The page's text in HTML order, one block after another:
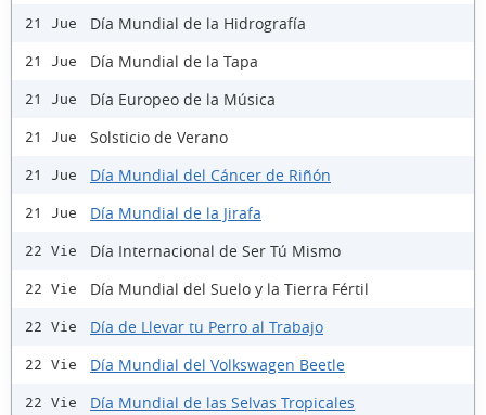
21 Jue Día Mundial de la Hidrografía
21 Jue Día Mundial de la Tapa
21 Jue Día Europeo de la Música
21 Jue Solsticio de Verano
21 Jue Día Mundial del Cáncer de Riñón
21 Jue Día Mundial de la Jirafa
22 Vie Día Internacional de Ser Tú Mismo
22 Vie Día Mundial del Suelo y la Tierra Fértil
22 Vie Día de Llevar tu Perro al Trabajo
22 Vie Día Mundial del Volkswagen Beetle
22 Vie Día Mundial de las Selvas Tropicales